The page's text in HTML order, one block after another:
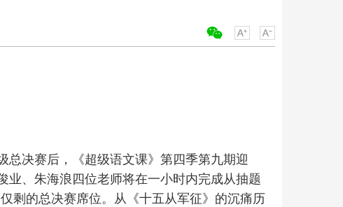
总决赛后，《超级语文课》第四季第九期迎
业、朱海浪四位老师将在一小时内完成从抽题
剩的总决赛席位。从《十五从军征》的沉痛历